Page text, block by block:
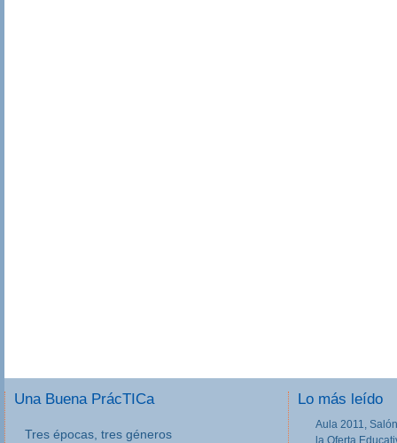
Una Buena PrácTICa
Tres épocas, tres géneros
Lo más leído
Aula 2011,
la Oferta